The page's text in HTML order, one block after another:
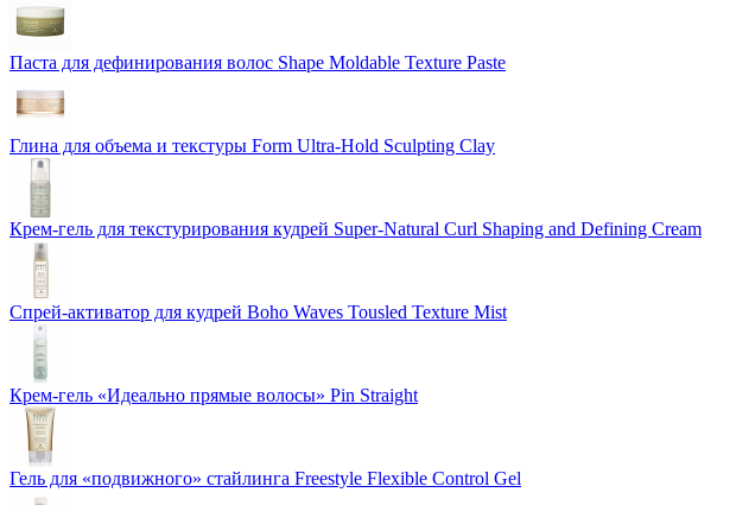
Паста для дефинирования волос Shape Moldable Texture Paste
Глина для объема и текстуры Form Ultra-Hold Sculpting Clay
Крем-гель для текстурирования кудрей Super-Natural Curl Shaping and Defining Cream
Спрей-активатор для кудрей Boho Waves Tousled Texture Mist
Крем-гель «Идеально прямые волосы» Pin Straight
Гель для «подвижного» стайлинга Freestyle Flexible Control Gel